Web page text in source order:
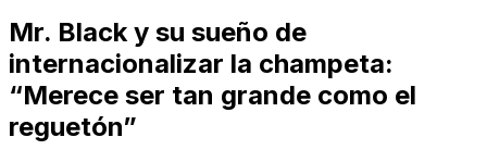
Mr. Black y su sueño de
internacionalizar la champeta:
“Merece ser tan grande como el
reguetón”